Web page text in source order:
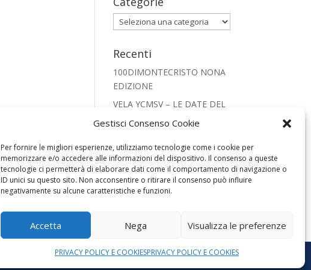
Gestisci Consenso Cookie
Per fornire le migliori esperienze, utilizziamo tecnologie come i cookie per
memorizzare e/o accedere alle informazioni del dispositivo. Il consenso a queste
tecnologie ci permetterà di elaborare dati come il comportamento di navigazione o
ID unici su questo sito. Non acconsentire o ritirare il consenso può influire
negativamente su alcune caratteristiche e funzioni.
Accetta Nega Visualizza le preferenze
PRIVACY POLICY E COOKIESPRIVACY POLICY E COOKIES
Categorie
Recenti
100DIMONTECRISTO NONA
EDIZIONE
VELA YCMSV – LE DATE DEL
2026
MONDO PRESEPE 2025
REGATA SNIPE 2025
FOOTBALL LEGENDS SAN